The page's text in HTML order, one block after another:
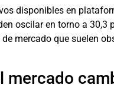
disponibles en
oscilar en torno a
mercado que suelen
mercado